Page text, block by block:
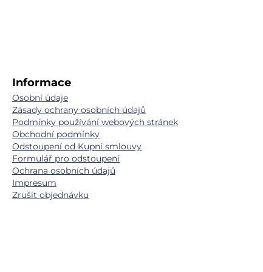
Informace
Osobní údaje
Zásady ochrany osobních údajů
Podmínky používání webových stránek
Obchodní podmínky
Odstoupení od Kupní smlouvy
Formulář pro odstoupení
Ochrana osobních údajů
Impresum
Zrušit objednávku